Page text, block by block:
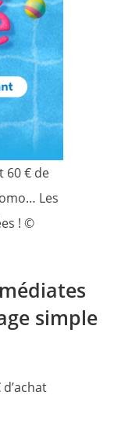
60 € de
Les
! ©
simple